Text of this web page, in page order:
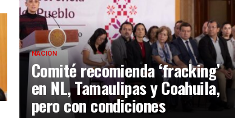
NACIÓN
Comité recomienda ‘fracking’
en NL, Tamaulipas y Coahuila,
pero con condiciones